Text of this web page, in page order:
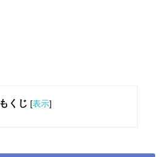
もくじ [表示]